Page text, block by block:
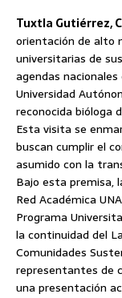
Tuxtla Gutiérrez,
orientación de alto
universitarias de
agendas
Universidad
reconocida bióloga
Esta visita se
buscan cumplir el
asumido con la
Bajo esta premisa,
Red Académica
Programa
la continuidad del
Comunidades
representantes de
una presentación